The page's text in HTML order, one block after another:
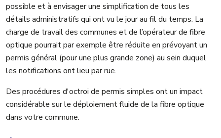
possible et à envisager une simplification de tous les
détails administratifs qui ont vu le jour au fil du temps. La
charge de travail des communes et de l’opérateur de fibre
optique pourrait par exemple être réduite en prévoyant un
permis général (pour une plus grande zone) au sein duquel
les notifications ont lieu par rue.
Des procédures d'octroi de permis simples ont un impact
considérable sur le déploiement fluide de la fibre optique
dans votre commune.